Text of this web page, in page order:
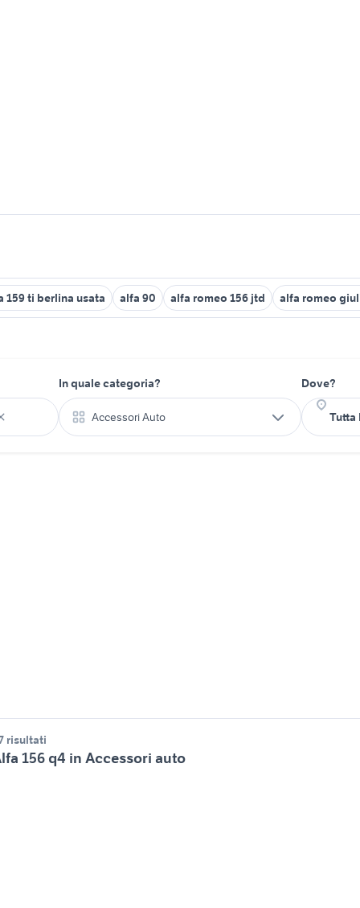
159 ti berlina usata alfa 90 alfa romeo 156 jtd alfa romeo
In quale categoria?
Accessori Auto
Dove?
risultati
156 q4 in Accessori auto